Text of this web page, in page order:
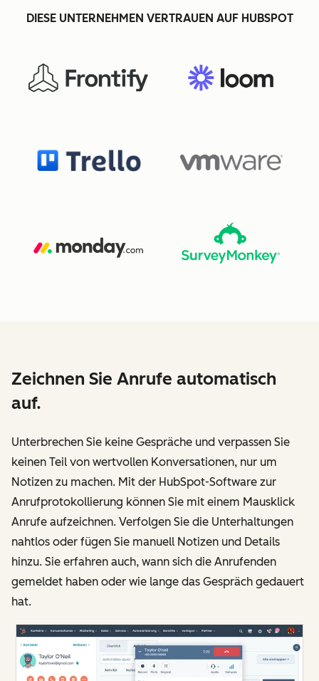
DIESE UNTERNEHMEN VERTRAUEN AUF HUBSPOT
Zeichnen Sie Anrufe automatisch
auf.
Unterbrechen Sie keine Gespräche und verpassen Sie
keinen Teil von wertvollen Konversationen, nur um
Notizen zu machen. Mit der HubSpot-Software zur
Anrufprotokollierung können Sie mit einem Mausklick
Anrufe aufzeichnen. Verfolgen Sie die Unterhaltungen
nahtlos oder fügen Sie manuell Notizen und Details
hinzu. Sie erfahren auch, wann sich die Anrufenden
gemeldet haben oder wie lange das Gespräch gedauert
hat.